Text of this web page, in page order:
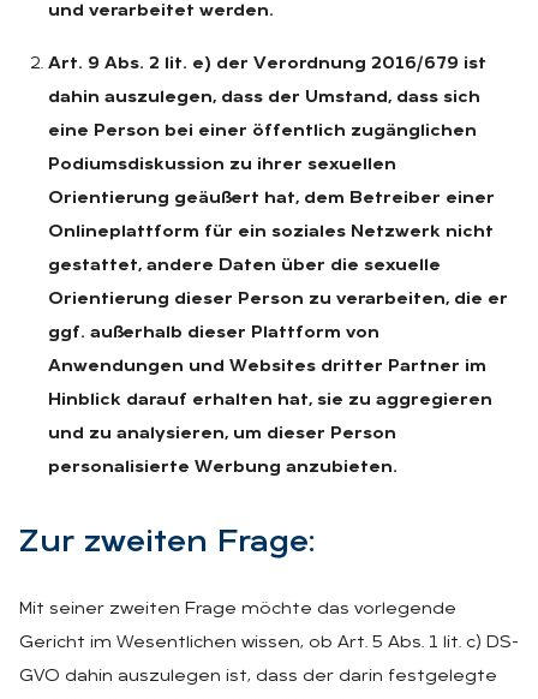
und verarbeitet werden.
Art. 9 Abs. 2 lit. e) der Verordnung 2016/679 ist
dahin auszulegen, dass der Umstand, dass sich
eine Person bei einer öffentlich zugänglichen
Podiumsdiskussion zu ihrer sexuellen
Orientierung geäußert hat, dem Betreiber einer
Onlineplattform für ein soziales Netzwerk nicht
gestattet, andere Daten über die sexuelle
Orientierung dieser Person zu verarbeiten, die er
ggf. außerhalb dieser Plattform von
Anwendungen und Websites dritter Partner im
Hinblick darauf erhalten hat, sie zu aggregieren
und zu analysieren, um dieser Person
personalisierte Werbung anzubieten.
Zur zwei­ten Fra­ge:
Mit seiner zweiten Frage möchte das vorlegende
Gericht im Wesentlichen wissen, ob Art. 5 Abs. 1 lit. c) DS-
GVO dahin auszulegen ist, dass der darin festgelegte